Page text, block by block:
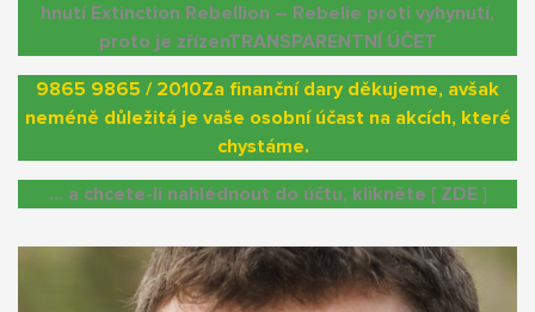
hnutí Extinction Rebellion – Rebelie proti vyhynutí,
proto je zřízenTRANSPARENTNÍ ÚČET
9865 9865 / 2010Za finanční dary děkujeme, avšak
neméně důležitá je vaše osobní účast na akcích, které
chystáme.
… a chcete-li nahlédnout do účtu, klikněte [ ZDE ]